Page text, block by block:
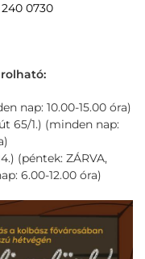
0730
nap: 10.00-15.00 óra)
65/1.) (minden nap:
(péntek: ZÁRVA,
6.00-12.00 óra)